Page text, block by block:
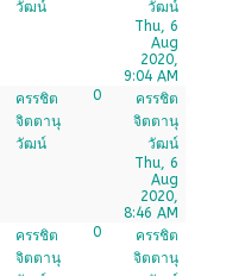
วัฒน์
วัฒน์
Thu, 6
Aug
2020,
9:04 AM
ครรชิต
จิตตานุ
วัฒน์
0
ครรชิต
จิตตานุ
วัฒน์
Thu, 6
Aug
2020,
8:46 AM
ครรชิต
จิตตานุ
0
ครรชิต
จิตตานุ